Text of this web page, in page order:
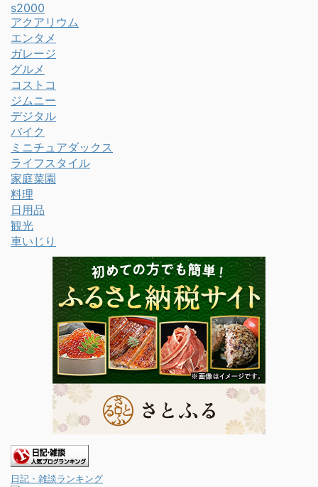
s2000
アクアリウム
エンタメ
ガレージ
グルメ
コストコ
ジムニー
デジタル
バイク
ミニチュアダックス
ライフスタイル
家庭菜園
料理
日用品
観光
車いじり
日記・雑談ランキング